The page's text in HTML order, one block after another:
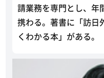
請業務を専門とし、年
携わる。著書に「訪日
くわかる本」がある。